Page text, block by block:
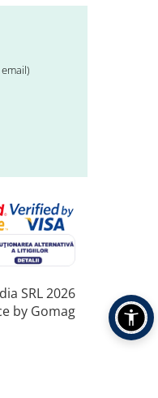
SRL 2026
by Gomag